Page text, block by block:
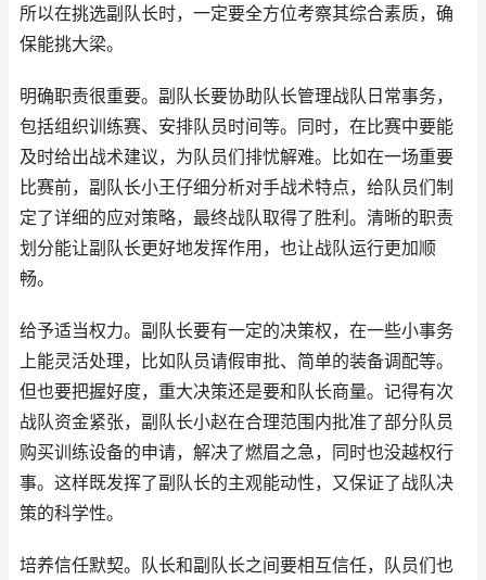
所以在挑选副队长时，一定要全方位考察其综合素质，确
保能挑大梁。
明确职责很重要。副队长要协助队长管理战队日常事务，
包括组织训练赛、安排队员时间等。同时，在比赛中要能
及时给出战术建议，为队员们排忧解难。比如在一场重要
比赛前，副队长小王仔细分析对手战术特点，给队员们制
定了详细的应对策略，最终战队取得了胜利。清晰的职责
划分能让副队长更好地发挥作用，也让战队运行更加顺
畅。
给予适当权力。副队长要有一定的决策权，在一些小事务
上能灵活处理，比如队员请假审批、简单的装备调配等。
但也要把握好度，重大决策还是要和队长商量。记得有次
战队资金紧张，副队长小赵在合理范围内批准了部分队员
购买训练设备的申请，解决了燃眉之急，同时也没越权行
事。这样既发挥了副队长的主观能动性，又保证了战队决
策的科学性。
培养信任默契。队长和副队长之间要相互信任，队员们也